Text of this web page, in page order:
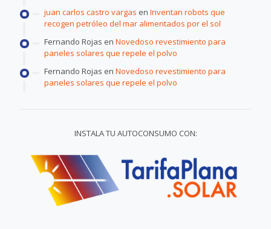
juan carlos castro vargas en Inventan robots que
recogen petróleo del mar alimentados por el sol
Fernando Rojas en Novedoso revestimiento para
paneles solares que repele el polvo
Fernando Rojas en Novedoso revestimiento para
paneles solares que repele el polvo
INSTALA TU AUTOCONSUMO CON: